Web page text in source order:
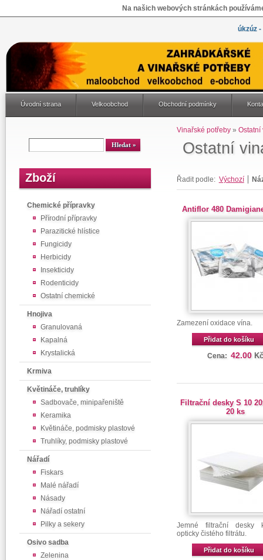
Na našich webových stránkách
úkzúz
Úvodní strana Velkoobchod Obchodní podmínky
Zboží
Chemické přípravky
Přírodní přípravky
Parazitické hlístice
Fungicidy
Herbicidy
Insekticidy
Rodenticidy
Ostatní chemické
Hnojiva
Granulovaná
Kapalná
Krystalická
Krmiva
Květináče, truhlíky
Sadbovače, minipařeniště
Keramika
Květináče, podmisky plastové
Truhlíky, podmisky plastové
Nářadí
Fiskars
Malé nářadí
Násady
Nářadí ostatní
Pilky a sekery
Osivo sadba
Zelenina
Ostatní
Vinařské potřeby» Ostatní
Řadit podle: Výchozí
Antiflor 480
Zamezení oxidace vína.
Přidat do košíku
Cena: 42.00 Kč
Filtrační desky S 10
20 ks
Jemné filtrační desky
opticky čistého filtrátu.
Přidat do košíku